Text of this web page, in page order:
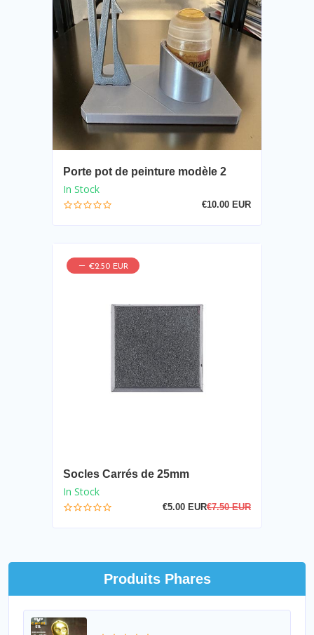
Produits Phares
Porte pot de peinture modèle 2
In Stock
€10.00 EUR
€2.50 EUR
Socles Carrés de 25mm
In Stock
€5.00 EUR€7.50 EUR